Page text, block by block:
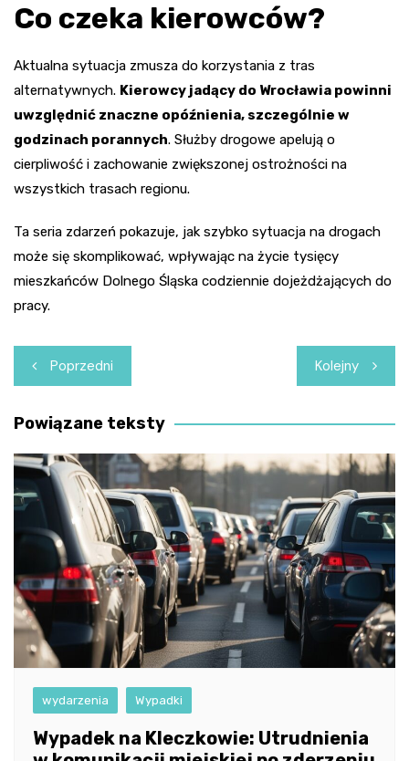
Co czeka kierowców?
Aktualna sytuacja zmusza do korzystania z tras
alternatywnych. Kierowcy jadący do Wrocławia powinni
uwzględnić znaczne opóźnienia, szczególnie w
godzinach porannych. Służby drogowe apelują o
cierpliwość i zachowanie zwiększonej ostrożności na
wszystkich trasach regionu.
Ta seria zdarzeń pokazuje, jak szybko sytuacja na drogach
może się skomplikować, wpływając na życie tysięcy
mieszkańców Dolnego Śląska codziennie dojeżdżających do
pracy.
Nawigacja
wpisu
Poprzedni Kolejny
Powiązane teksty
wydarzenia Wypadki
Wypadek na Kleczkowie: Utrudnienia